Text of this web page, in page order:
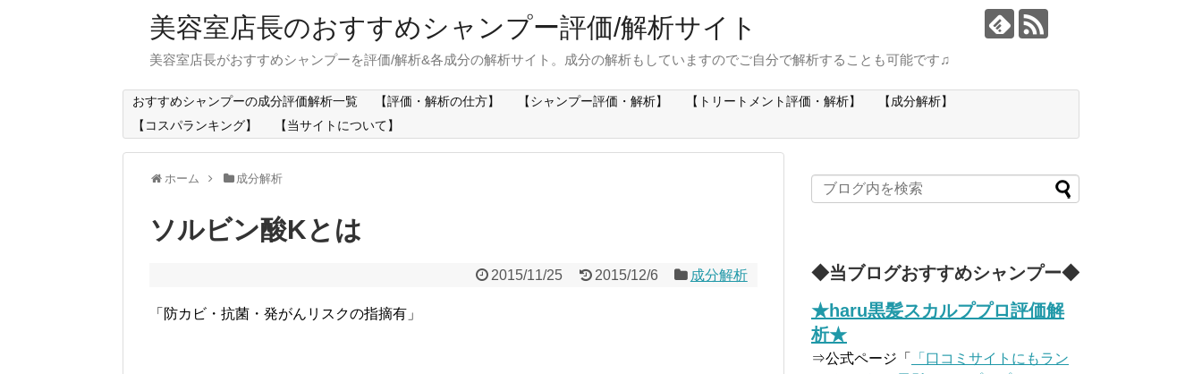
美容室店長のおすすめシャンプー評価/解析サイト
美容室店長がおすすめシャンプーを評価/解析&各成分の解析サイト。成分の解析もしていますのでご自分で解析することも可能です♫
おすすめシャンプーの成分評価解析一覧 【評価・解析の仕方】 【シャンプー評価・解析】 【トリートメント評価・解析】
【成分解析】
【コスパランキング】
【当サイトについて】
ホーム 成分解析
ソルビン酸Kとは
2015/11/25 2015/12/6 成分解析
「防カビ・抗菌・発がんリスクの指摘有」
◆当ブログおすすめシャンプー◆
★haru黒髪スカルププロ評価解
析★
⇒公式ページ「
「口コミサイトにもラン